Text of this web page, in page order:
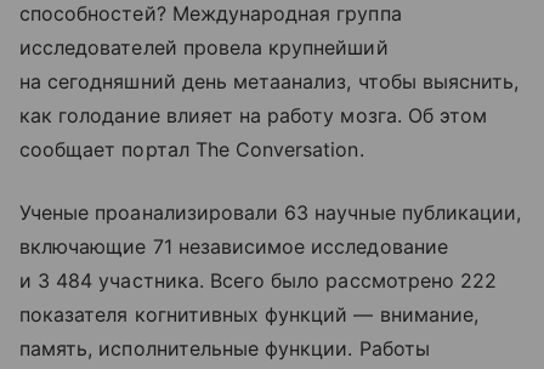
способностей? Международная группа
исследователей провела крупнейший
на сегодняшний день метаанализ, чтобы выяснить,
как голодание влияет на работу мозга. Об этом
сообщает портал The Conversation.
Ученые проанализировали 63 научные публикации,
включающие 71 независимое исследование
и 3 484 участника. Всего было рассмотрено 222
показателя когнитивных функций — внимание,
память, исполнительные функции. Работы